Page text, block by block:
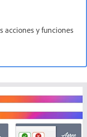
acciones y funciones